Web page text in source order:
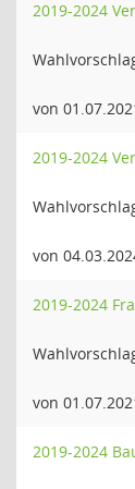
2019-2024
von
2019-2024
von
2019-2024
von
2019-2024